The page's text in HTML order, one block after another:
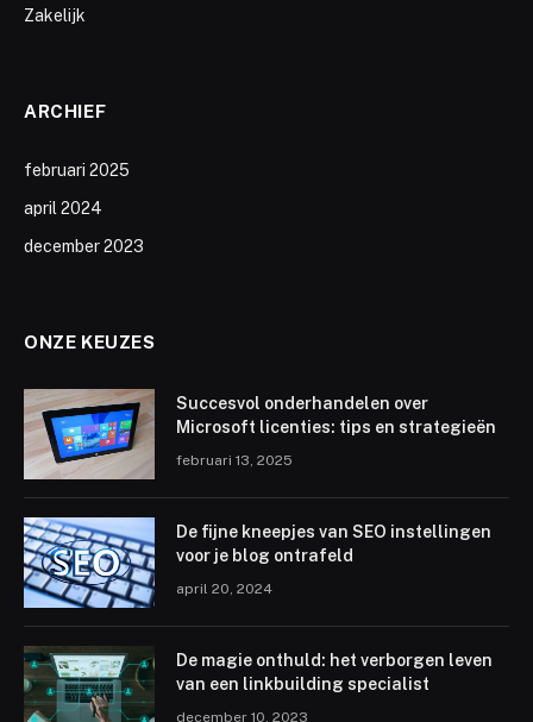
Zakelijk
ARCHIEF
februari 2025
april 2024
december 2023
ONZE KEUZES
Succesvol onderhandelen over
Microsoft licenties: tips en strategieën
februari 13, 2025
De fijne kneepjes van SEO instellingen
voor je blog ontrafeld
april 20, 2024
De magie onthuld: het verborgen leven
van een linkbuilding specialist
december 10, 2023